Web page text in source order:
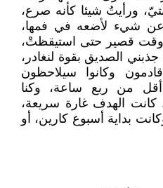
ورأيتُ شيئا كأنه صرع،
شيء لأضعه في فمها،
قصير حتى استيقظتْ،
الصديق بقوة لنغادر،
وكانوا سيلاحظون
من ربع ساعة، وكنا
كانت الهدف غارة سريعة،
بداية أسبوع كارين، أو